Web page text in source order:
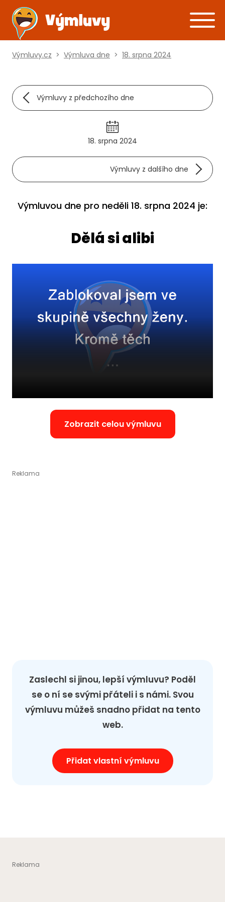
Výmluvy.cz > Výmluva dne > 18. srpna 2024
Výmluvy z předchozího dne
18. srpna 2024
Výmluvy z dalšího dne
Výmluvou dne pro neděli 18. srpna 2024 je:
Dělá si alibi
Zobrazit celou výmluvu
Zaslechl si jinou, lepší výmluvu? Poděl
se o ní se svými přáteli i s námi. Svou
výmluvu můžeš snadno přidat na tento
web.
Přidat vlastní výmluvu